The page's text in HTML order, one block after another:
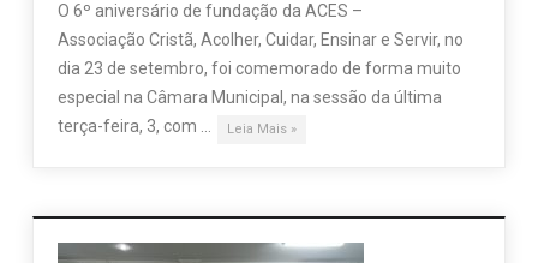
O 6º aniversário de fundação da ACES –
Associação Cristã, Acolher, Cuidar, Ensinar e Servir, no
dia 23 de setembro, foi comemorado de forma muito
especial na Câmara Municipal, na sessão da última
terça-feira, 3, com …
Leia Mais »